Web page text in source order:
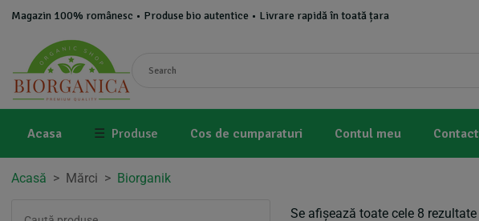
Magazin 100% românesc • Produse bio autentice • Livrare rapidă în toată țara
Acasa ☰ Produse Cos de cumparaturi Contul meu Contact
Acasă > Mărci > Biorganik
Se afișează toate cele 8 rezultate